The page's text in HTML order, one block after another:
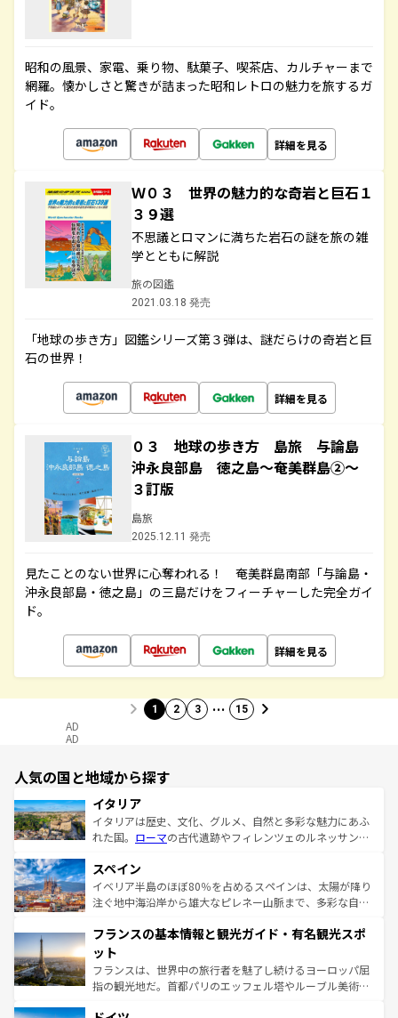
昭和の風景、家電、乗り物、駄菓子、喫茶店、カルチャーまで
網羅。懐かしさと驚きが詰まった昭和レトロの魅力を旅するガ
イド。
詳細を見る
Ｗ０３ 世界の魅力的な奇岩と巨石１
３９選
不思議とロマンに満ちた岩石の謎を旅の雑
学とともに解説
旅の図鑑
2021.03.18 発売
「地球の歩き方」図鑑シリーズ第３弾は、謎だらけの奇岩と巨
石の世界！
詳細を見る
０３ 地球の歩き方 島旅 与論島
沖永良部島 徳之島～奄美群島②～
３訂版
島旅
2025.12.11 発売
見たことのない世界に心奪われる！ 奄美群島南部「与論島・
沖永良部島・徳之島」の三島だけをフィーチャーした完全ガイ
ド。
詳細を見る
1 2 3 … 15
AD
AD
人気の国と地域から探す
イタリア
イタリアは歴史、文化、グルメ、自然と多彩な魅力にあふ
れた国。 ローマの古代遺跡やフィレンツェのルネッサンス
ろん、トスカーナの美しい田園風景やアマルフィ海岸の絶
景など、自然景観も見逃せない。観光の合間には、本場の
ピザやパスタなど、絶品のイタリア料理を堪能することも
ませてくれるイタリアで、忘れられない旅をしてみよう！
なお、新着のイタリア情報は
しい。
スペイン
イベリア半島のほぼ80％を占めるスペインは、太陽が降り
注ぐ地中海沿岸から雄大なピレネー山脈まで、多彩な自然
文化が根付くこの国では、情熱的なフラメンコ、熱気あふ
れる闘牛、そして美味しいタパスが生活の一部となってい
る。首都マドリードの洗練された雰囲気や、バルセロナの
アートに溢れた街角から、地方では古代ローマ遺跡や中世
せる。地方によって風土や気候が異なるスペインはその個
フランスの基本情報と観光ガイド・有名観光スポ
ット
フランスは、世界中の旅行者を魅了し続けるヨーロッパ屈
指の観光地だ。首都パリのエッフェル塔やルーブル美術館